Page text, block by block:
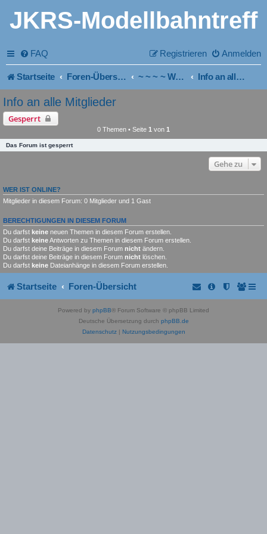
JKRS-Modellbahntreff
FAQ Anmelden
Registrieren
Startseite Foren-Übersicht ~ ~ ~ ~ Wichtig für Neueinsteiger und Mitglieder! Info an alle Mitglieder
Info an alle Mitglieder
Gesperrt
0 Themen • Seite 1 von 1
Das Forum ist gesperrt
Gehe zu
WER IST ONLINE?
Mitglieder in diesem Forum: 0 Mitglieder und 1 Gast
BERECHTIGUNGEN IN DIESEM FORUM
Du darfst keine neuen Themen in diesem Forum erstellen.
Du darfst keineAntworten zu Themen in diesem Forum erstellen.
Du darfst deine Beiträge in diesem Forum nicht ändern.
Du darfst deine Beiträge in diesem Forum nicht löschen.
Du darfst keine Dateianhänge in diesem Forum erstellen.
Startseite Foren-Übersicht
Powered by phpBB® Forum Software © phpBB Limited
Deutsche Übersetzung durch phpBB.de
Datenschutz| Nutzungsbedingungen